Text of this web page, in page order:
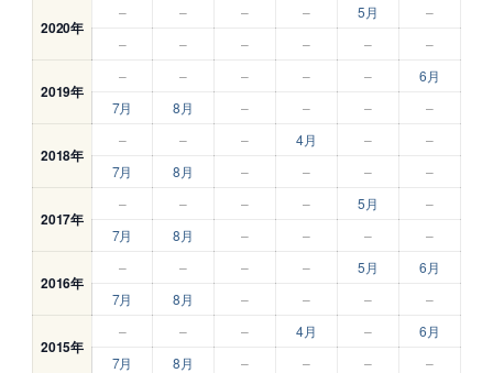
2020年
– – – – 5月
–
–
– – – – –
2019年
– – – – –
6月
7月
8月 – – – –
2018年
– – – 4月 –
–
7月
8月 – – – –
2017年
– – – – 5月
–
7月
8月 – – – –
2016年
– – – – 5月
6月
7月
8月 – – – –
2015年
– – – 4月 –
6月
7月
8月 – – – –